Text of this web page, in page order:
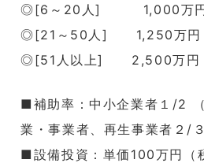
◎[6～20人] 1,000万円
◎[21～50人] 1,250万円
◎[51人以上] 2,500万円
■補助率：中小企業者１/2
業・事業者、再生事業者２/３
■設備投資： 単価100万円（